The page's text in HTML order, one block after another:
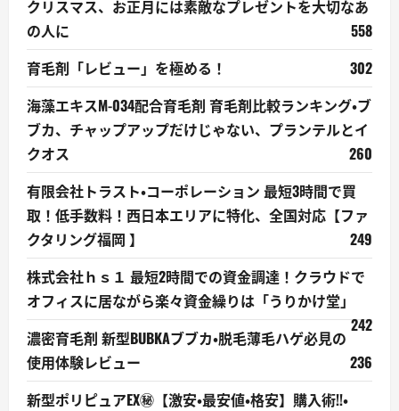
クリスマス、お正月には素敵なプレゼントを大切なあ
の人に
558
育毛剤「レビュー」を極める！
302
海藻エキスM-034配合育毛剤 育毛剤比較ランキング・ブ
ブカ、チャップアップだけじゃない、プランテルとイ
クオス
260
有限会社トラスト・コーポレーション 最短3時間で買
取！低手数料！西日本エリアに特化、全国対応【ファ
クタリング福岡 】
249
株式会社ｈｓ１ 最短2時間での資金調達！クラウドで
オフィスに居ながら楽々資金繰りは「うりかけ堂」
242
濃密育毛剤 新型BUBKAブブカ・脱毛薄毛ハゲ必見の
使用体験レビュー
236
新型ポリピュアEX㊙【激安・最安値・格安】購入術!!・